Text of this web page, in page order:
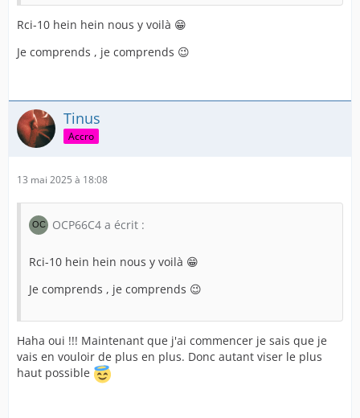
Rci-10 hein hein nous y voilà 😁
Je comprends , je comprends 😉
Tinus
Accro
13 mai 2025 à 18:08
OCP66C4 a écrit :
Rci-10 hein hein nous y voilà 😁
Je comprends , je comprends 😉
Haha oui !!! Maintenant que j'ai commencer je sais que je
vais en vouloir de plus en plus. Donc autant viser le plus
haut possible